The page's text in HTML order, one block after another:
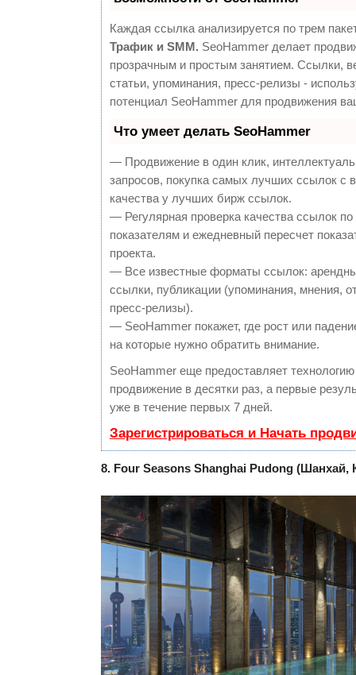
Каждая ссылка анализируется по трем
Трафик и SMM. SeoHammer делает
прозрачным и простым занятием. Ссылки,
статьи, упоминания, пресс-релизы -
потенциал SeoHammer для продвижения
Что умеет делать SeoHammer
— Продвижение в один клик,
запросов, покупка самых лучших ссылок с
качества у лучших бирж ссылок.
— Регулярная проверка качества ссылок
показателям и ежедневный пересчет
проекта.
— Все известные форматы ссылок:
ссылки, публикации (упоминания, мнения,
пресс-релизы).
— SeoHammer покажет, где рост или
на которые нужно обратить внимание.
SeoHammer еще предоставляет
продвижение в десятки раз, а первые
уже в течение первых 7 дней.
Зарегистрироваться и Начать
8. Four Seasons Shanghai Pudong (Шанхай,